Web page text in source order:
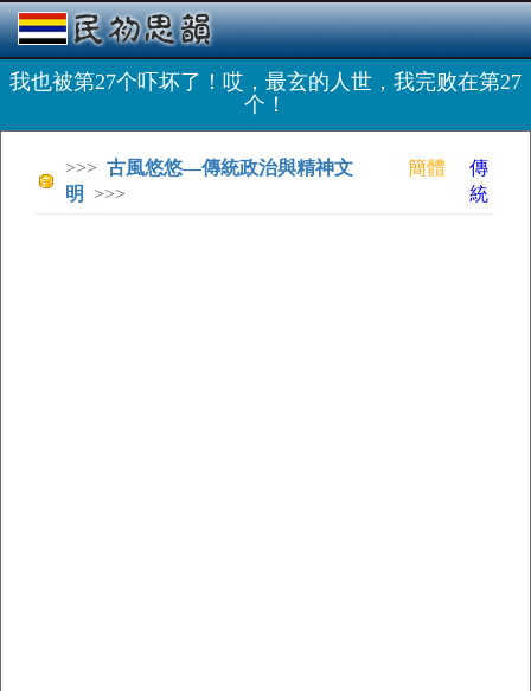
我也被第27个吓坏了！哎，最玄的人世，我完败在第27
个！
>>> 古風悠悠—傳統政治與精神文
明
>>>
簡體
傳
統